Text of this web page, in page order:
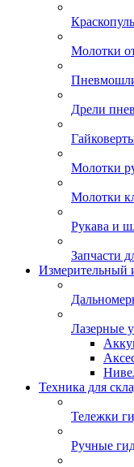
Молотки
Дрели
Молотки
Молотки
Рукава и
Запчасти
Измерительный
Лазерные
Техника для
Тележки
Ручные